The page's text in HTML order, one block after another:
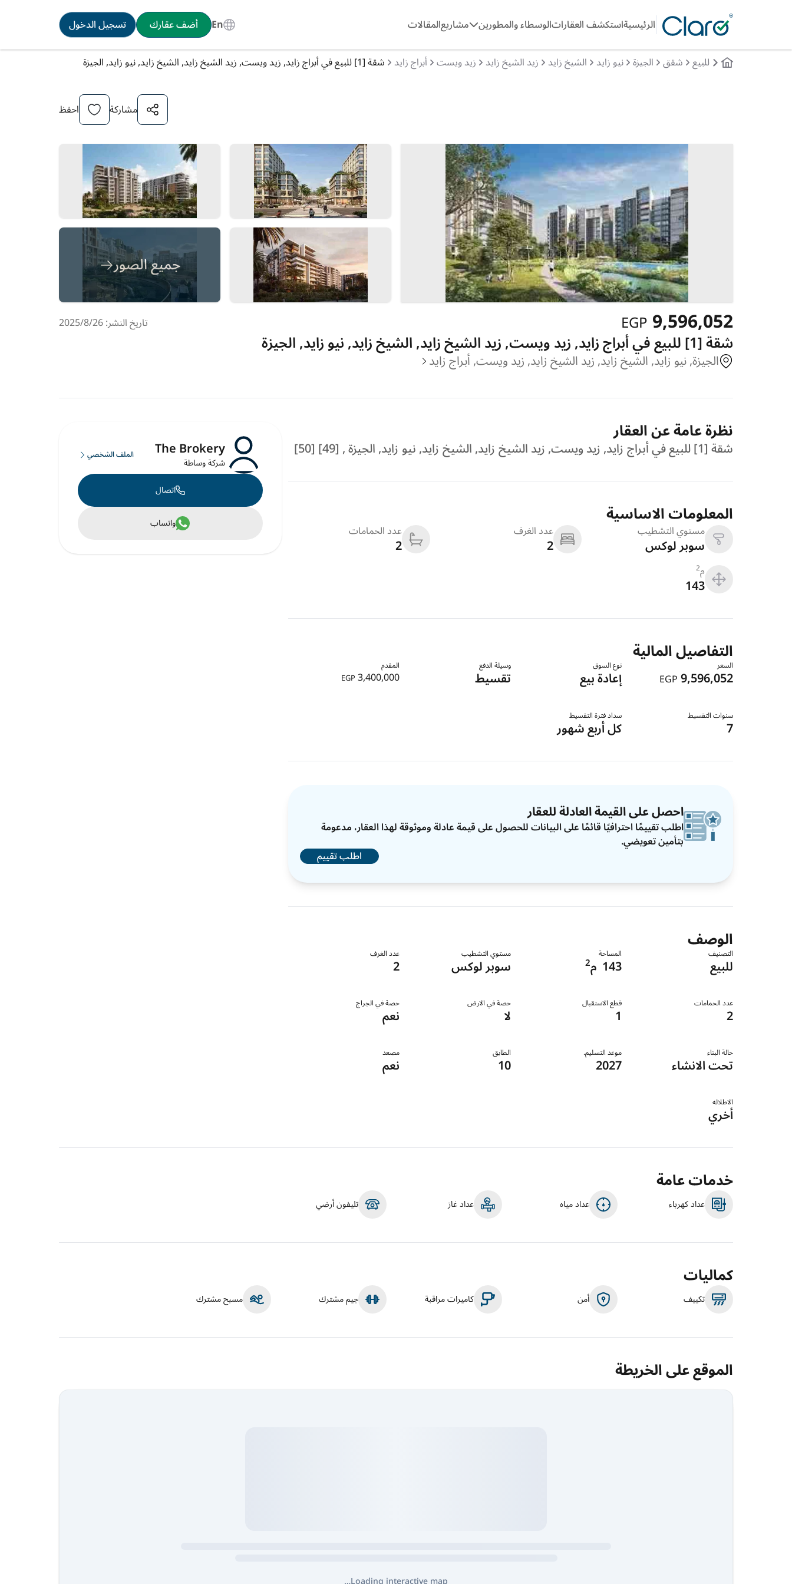
الرئيسيةاستكشف العقاراتالوسطاء والمطورين مشاريعالمقالات En أضف عقارك
تسجيل الدخول
للبيع شقق الجيزة نيو زايد الشيخ زايد زيد الشيخ زايد زيد ويست أبراج زايد شقة [1] للبيع في أبراج زايد, زيد ويست, زيد الشيخ زايد, الشيخ زايد, نيو زايد, الجيزة
مشاركة احفظ
جميع الصور
9,596,052
EGP تاريخ النشر: 26‏‏/8‏‏/2025
شقة [1] للبيع في أبراج زايد, زيد ويست, زيد الشيخ زايد, الشيخ زايد, نيو زايد, الجيزة
الجيزة, نيو زايد, الشيخ زايد, زيد الشيخ زايد, زيد ويست, أبراج زايد
نظرة عامة عن العقار
شقة [1] للبيع في أبراج زايد, زيد ويست, زيد الشيخ زايد, الشيخ زايد, نيو زايد, الجيزة , [49] [50]
المعلومات الاساسية
مستوي التشطيب
سوبر لوكس
عدد الغرف
2
عدد الحمامات
2
م2
143
التفاصيل المالية
السعر
9,596,052
EGP
نوع السوق
إعادة بيع
وسيلة الدفع
تقسيط
المقدم
3,400,000
EGP
سنوات التقسيط
7
سداد فترة التقسيط
كل أربع شهور
احصل على القيمة العادلة للعقار
اطلب تقييمًا احترافيًا قائمًا على البيانات للحصول على قيمة عادلة وموثوقة لهذا العقار، مدعومة
بتأمين تعويضي.
اطلب تقييم
الوصف
التصنيف
للبيع
المساحة
143 م2 مستوي التشطيب
سوبر لوكس
عدد الغرف
2
عدد الحمامات
2
قطع الاستقبال
1
حصة في الارض
لا
حصة في الجراج
نعم
حالة البناء
تحت الانشاء
موعد التسليم.
2027
الطابق
10
مصعد
نعم
الاطلاله
أخري
The Brokery
شركة وساطة الملف الشخصي
اتصال
واتساب
خدمات عامة
عداد كهرباء عداد مياه عداد غاز تليفون أرضي
كماليات
تكييف أمن كاميرات مراقبة جيم مشترك مسبح مشترك
الموقع على الخريطة